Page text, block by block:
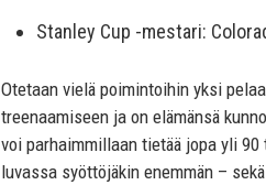
Stanley Cup -mestari:
Otetaan vielä poimintoihin yksi
treenaamiseen ja on elämänsä
voi parhaimmillaan tietää jopa yli
luvassa syöttöjäkin enemmän –